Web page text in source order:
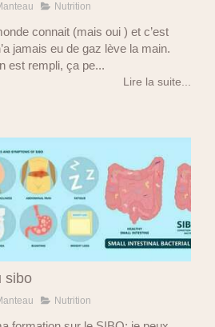
Nutrition
connait (mais oui ) et c’est
jamais eu de gaz lève la main.
est rempli, ça pe...
Lire la suite...
sibo
Nutrition